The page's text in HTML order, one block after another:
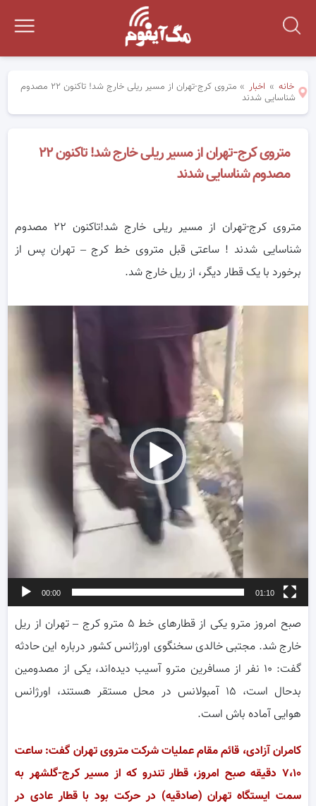
خانه » اخبار »
متروی کرج-تهران از مسیر ریلی خارج شد! تاکنون ۲۲ مصدوم
شناسایی شدند
متروی کرج-تهران از مسیر ریلی خارج شد! تاکنون ۲۲
مصدوم شناسایی شدند
متروی کرج-تهران از مسیر ریلی خارج شد!تاکنون ۲۲ مصدوم
شناسایی شدند ! ساعتی قبل متروی خط کرج – تهران پس از
برخورد با یک قطار دیگر، از ریل خارج شد.
00:00 01:10
صبح امروز مترو یکی از قطارهای خط ۵ مترو کرج – تهران از ریل
خارج شد. مجتبی خالدی سخنگوی اورژانس کشور درباره این حادثه
گفت: ۱۰ نفر از مسافرین مترو آسیب دیده‌اند، یکی از مصدومین
بدحال است، ۱۵ آمبولانس در محل مستقر هستند، اورژانس
هوایی آماده باش است.
کامران آزادی، قائم مقام عملیات شرکت متروی تهران گفت: ساعت
۷،۱۰ دقیقه صبح امروز، قطار تندرو که از مسیر کرج-گلشهر به
سمت ایستگاه تهران (صادقیه) در حرکت بود با قطار عادی در